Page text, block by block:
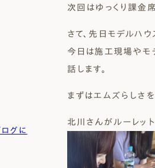
次回はゆっくり課金
さて、先日モデルハ
今日は施工現場やモ
話します。
まずはエムズらしさ
北川さんがルーレッ
グに